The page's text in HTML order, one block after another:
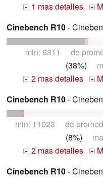
+ 1 mas detalles +
Cinebench R10-
min: 6311 de
(38%)
+ 2 mas detalles +
Cinebench R10-
min: 11023 de
(8%)
+ 2 mas detalles +
Cinebench R10-